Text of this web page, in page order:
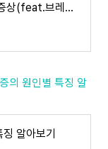
머리가 멍하고 맑지 않은 증상(feat.브레인 포그)
의 원인별 특징 알
알아보기